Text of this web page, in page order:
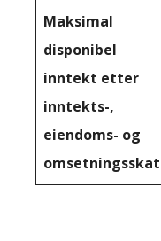
Maksimal
disponibel
inntekt etter
inntekts-,
eiendoms- og